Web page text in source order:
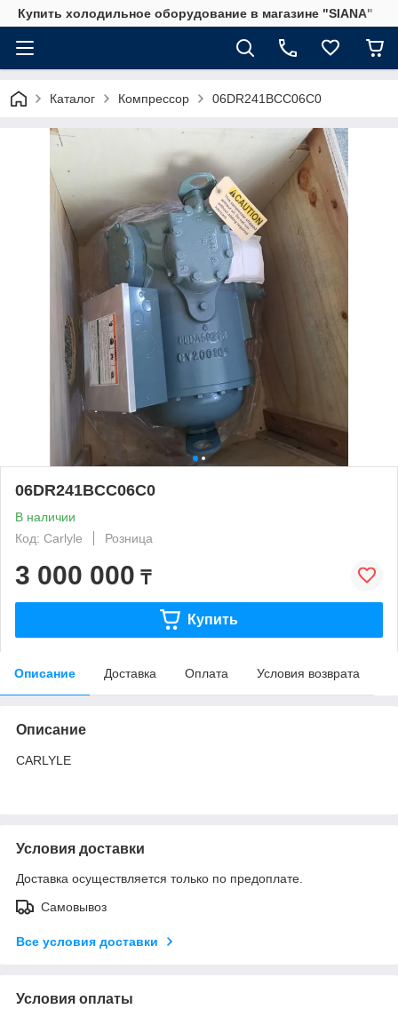
Купить холодильное оборудование в магазине "SIANA"
Каталог Компрессор 06DR241BCC06C0
06DR241BCC06C0
В наличии
Код: Carlyle
Розница
3 000 000 ₸
Купить
Описание Доставка Оплата Условия возврата
Описание
CARLYLE
Условия доставки
Доставка осуществляется только по предоплате.
Самовывоз
Все условия доставки
Условия оплаты